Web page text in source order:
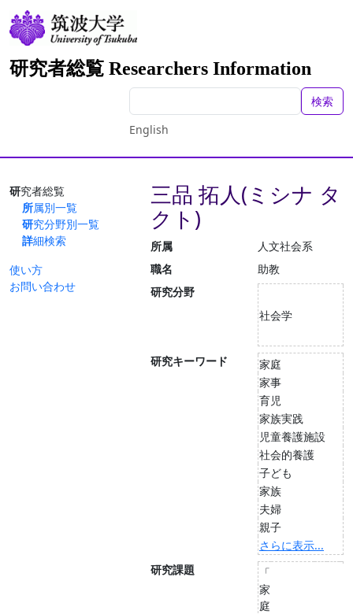
研究者総覧 Researchers Information
検索
English
研究者総覧
所属別一覧
研究分野別一覧
詳細検索
使い方
お問い合わせ
三品 拓人(ミシナ タ
クト)
所属
人文社会系
職名
助教
研究分野
社会学
研究キーワード
家庭
家事
育児
家族実践
児童養護施設
社会的養護
子ども
家族
夫婦
親子
さらに表示...
研究課題
「
家
庭